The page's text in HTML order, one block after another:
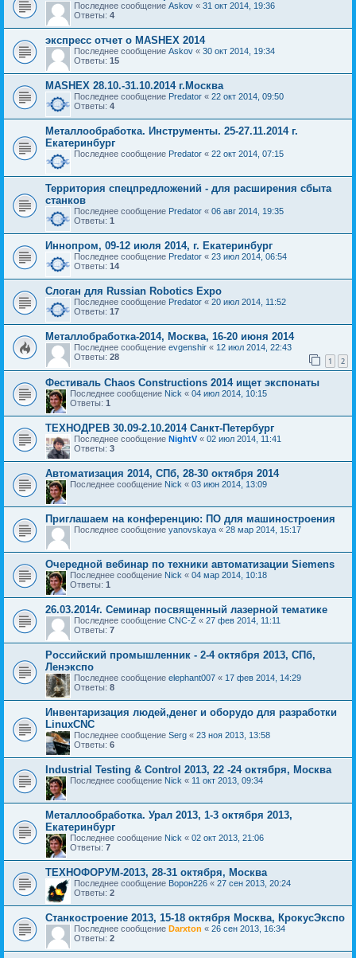
Последнее сообщение Askov « 31 окт 2014, 19:36
Ответы: 4
экспресс отчет о МАSHEX 2014
Последнее сообщение Askov « 30 окт 2014, 19:34
Ответы: 15
MASHEX 28.10.-31.10.2014 г.Москва
Последнее сообщение Predator « 22 окт 2014, 09:50
Ответы: 4
Металлообработка. Инструменты. 25-27.11.2014 г.
Екатеринбург
Последнее сообщение Predator « 22 окт 2014, 07:15
Территория спецпредложений - для расширения сбыта
станков
Последнее сообщение Predator « 06 авг 2014, 19:35
Ответы: 1
Иннопром, 09-12 июля 2014, г. Екатеринбург
Последнее сообщение Predator « 23 июл 2014, 06:54
Ответы: 14
Слоган для Russian Robotics Expo
Последнее сообщение Predator « 20 июл 2014, 11:52
Ответы: 17
Металлобработка-2014, Москва, 16-20 июня 2014
Последнее сообщение evgenshir « 12 июл 2014, 22:43
Ответы: 28 1 2
Фестиваль Chaos Constructions 2014 ищет экспонаты
Последнее сообщение Nick « 04 июл 2014, 10:15
Ответы: 1
ТЕХНОДРЕВ 30.09-2.10.2014 Санкт-Петербург
Последнее сообщение NightV« 02 июл 2014, 11:41
Ответы: 3
Автоматизация 2014, СПб, 28-30 октября 2014
Последнее сообщение Nick « 03 июн 2014, 13:09
Приглашаем на конференцию: ПО для машиностроения
Последнее сообщение yanovskaya « 28 мар 2014, 15:17
Очередной вебинар по техники автоматизации Siemens
Последнее сообщение Nick « 04 мар 2014, 10:18
Ответы: 1
26.03.2014г. Семинар посвященный лазерной тематике
Последнее сообщение CNC-Z « 27 фев 2014, 11:11
Ответы: 7
Российский промышленник - 2-4 октября 2013, СПб,
Ленэкспо
Последнее сообщение elephant007 « 17 фев 2014, 14:29
Ответы: 8
Инвентаризация людей,денег и оборудо для разработки
LinuxCNC
Последнее сообщение Serg « 23 ноя 2013, 13:58
Ответы: 6
Industrial Testing & Control 2013, 22 -24 октября, Москва
Последнее сообщение Nick « 11 окт 2013, 09:34
Металлообработка. Урал 2013, 1-3 октября 2013,
Екатеринбург
Последнее сообщение Nick « 02 окт 2013, 21:06
Ответы: 7
ТЕХНОФОРУМ-2013, 28-31 октября, Москва
Последнее сообщение Ворон226 « 27 сен 2013, 20:24
Ответы: 2
Станкостроение 2013, 15-18 октября Москва, КрокусЭкспо
Последнее сообщение Darxton « 26 сен 2013, 16:34
Ответы: 2